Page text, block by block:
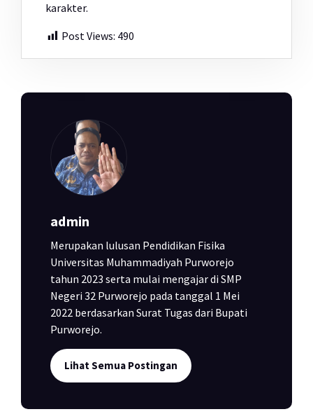
karakter.
Post Views: 490
admin
Merupakan lulusan Pendidikan Fisika
Universitas Muhammadiyah Purworejo
tahun 2023 serta mulai mengajar di SMP
Negeri 32 Purworejo pada tanggal 1 Mei
2022 berdasarkan Surat Tugas dari Bupati
Purworejo.
Lihat Semua Postingan